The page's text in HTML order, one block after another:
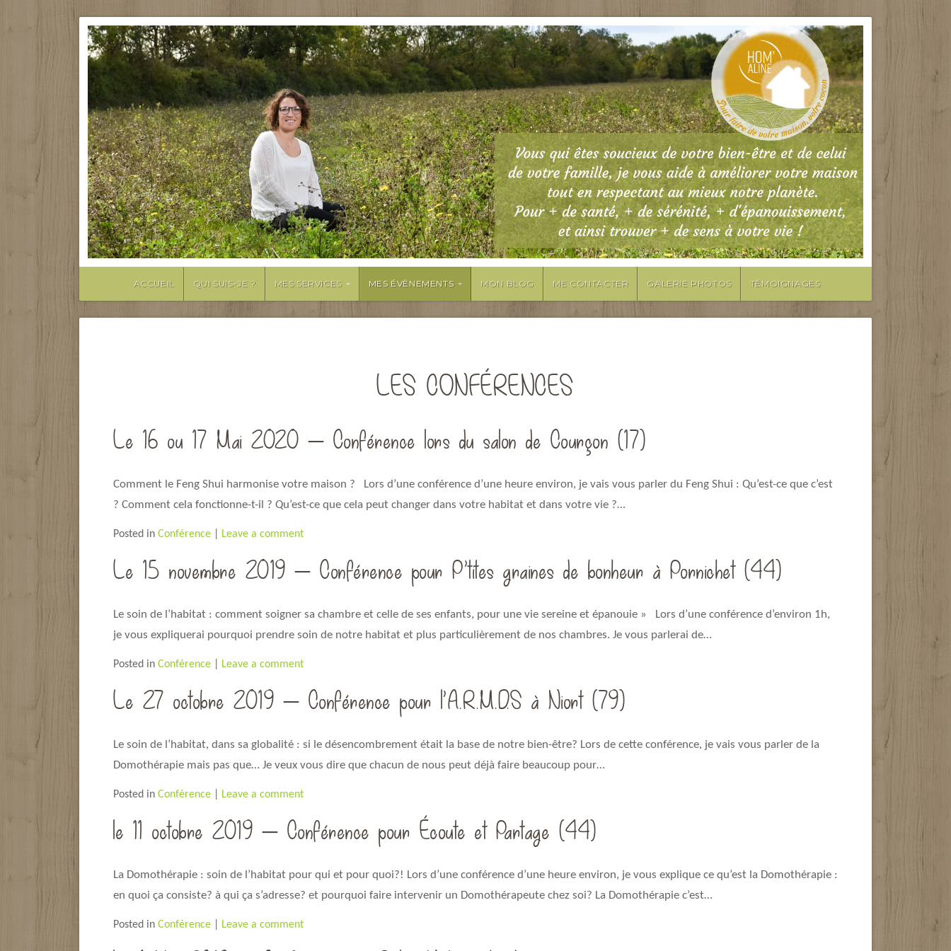
ACCUEIL QUI SUIS-JE ? MES SERVICES MES ÉVÈNEMENTS MON BLOG ME CONTACTER GALERIE PHOTOS TÉMOIGNAGES
LES CONFÉRENCES
Le 16 ou 17 Mai 2020 – Conférence lors du salon de Courçon (17)
Comment le Feng Shui harmonise votre maison ? Lors d’une conférence d’une heure environ, je vais vous parler du Feng Shui : Qu’est-ce que c’est
? Comment cela fonctionne-t-il ? Qu’est-ce que cela peut changer dans votre habitat et dans votre vie ?…
Posted in Conférence Leave a comment
Le 15 novembre 2019 – Conférence pour P’tites graines de bonheur à Pornichet (44)
Le soin de l’habitat : comment soigner sa chambre et celle de ses enfants, pour une vie sereine et épanouie » Lors d’une conférence d’environ 1h,
je vous expliquerai pourquoi prendre soin de notre habitat et plus particulièrement de nos chambres. Je vous parlerai de…
Posted in Conférence Leave a comment
Le 27 octobre 2019 – Conférence pour l’A.R.M.D.S à Niort (79)
Le soin de l’habitat, dans sa globalité : si le désencombrement était la base de notre bien-être? Lors de cette conférence, je vais vous parler de la
Domothérapie mais pas que… Je veux vous dire que chacun de nous peut déjà faire beaucoup pour…
Posted in Conférence Leave a comment
le 11 octobre 2019 – Conférence pour Écoute et Partage (44)
La Domothérapie : soin de l’habitat pour qui et pour quoi?! Lors d’une conférence d’une heure environ, je vous explique ce qu’est la Domothérapie :
en quoi ça consiste? à qui ça s’adresse? et pourquoi faire intervenir un Domothérapeute chez soi? La Domothérapie c’est…
Posted in Conférence Leave a comment